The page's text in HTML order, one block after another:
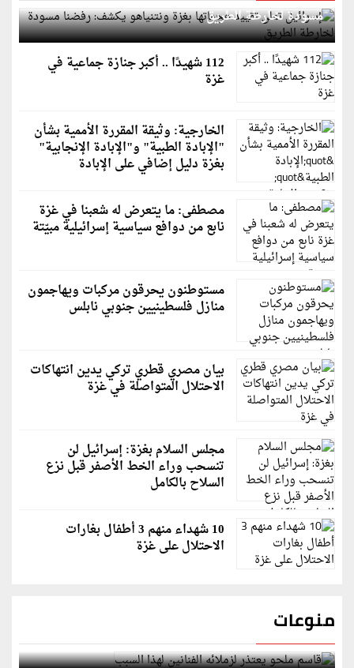
مسودة لخارطة الطريق
112 شهيدًا .. أكبر جنازة جماعية في
غزة
الخارجية: وثيقة المقررة الأممية بشأن
"الإبادة الطبية" و"الإبادة الإنجابية"
بغزة دليل إضافي على الإبادة
مصطفى: ما يتعرض له شعبنا في غزة
نابع من دوافع سياسية إسرائيلية مبيّتة
مستوطنون يحرقون مركبات ويهاجمون
منازل فلسطينيين جنوبي نابلس
بيان مصري قطري تركي يدين انتهاكات
الاحتلال المتواصلة في غزة
مجلس السلام بغزة: إسرائيل لن
تنسحب وراء الخط الأصفر قبل نزع
السلاح بالكامل
10 شهداء منهم 3 أطفال بغارات
الاحتلال على غزة
منوعات
قاسم ملحو يعتذر لزملائه الفنانين لهذا السبب